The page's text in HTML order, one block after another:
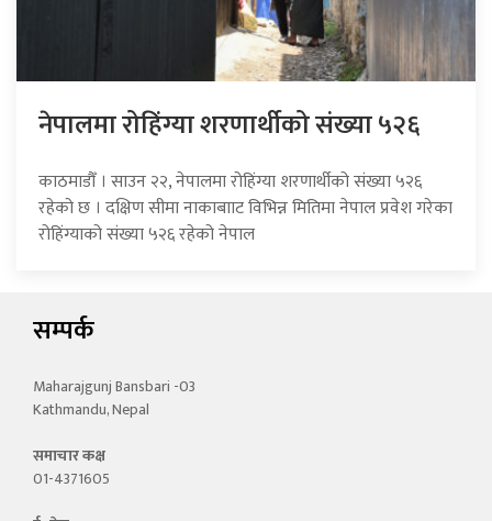
नेपालमा रोहिंग्या शरणार्थीको संख्या ५२६
काठमाडौँ । साउन २२, नेपालमा रोहिंग्या शरणार्थीको संख्या ५२६
रहेको छ । दक्षिण सीमा नाकाबााट विभिन्न मितिमा नेपाल प्रवेश गरेका
रोहिंग्याको संख्या ५२६ रहेको नेपाल
सम्पर्क
Maharajgunj Bansbari -03
Kathmandu, Nepal
समाचार कक्ष
01-4371605